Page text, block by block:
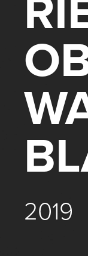
2019